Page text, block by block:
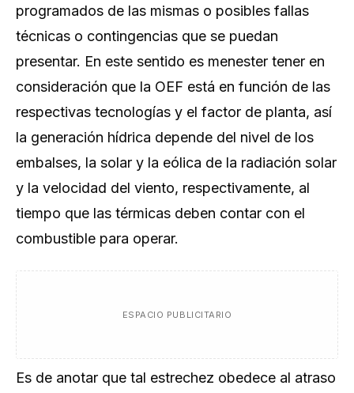
programados de las mismas o posibles fallas
técnicas o contingencias que se puedan
presentar. En este sentido es menester tener en
consideración que la OEF está en función de las
respectivas tecnologías y el factor de planta, así
la generación hídrica depende del nivel de los
embalses, la solar y la eólica de la radiación solar
y la velocidad del viento, respectivamente, al
tiempo que las térmicas deben contar con el
combustible para operar.
ESPACIO PUBLICITARIO
Es de anotar que tal estrechez obedece al atraso